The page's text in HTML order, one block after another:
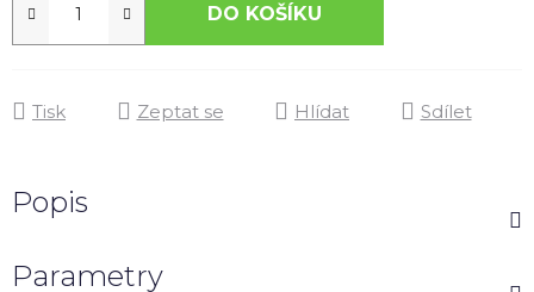
DO KOŠÍKU
Tisk Zeptat se Hlídat Sdílet
Popis
Parametry